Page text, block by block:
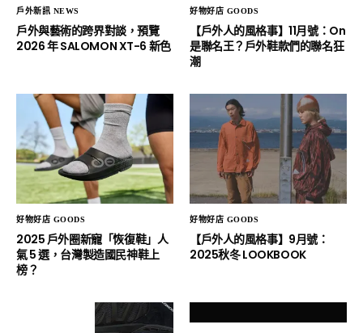
戶外新訊 NEWS
戶外與藝術的跨界對談，預覽
2026 年 SALOMON XT-6 新色
好物好店 GOODS
【戶外人的風格事】11月號：On
是聯名王？戶外鞋款們的聯名狂
潮
好物好店 GOODS
2025 戶外圈新寵「恢復鞋」人
氣 5 選，台灣製造國民神鞋上
榜？
好物好店 GOODS
【戶外人的風格事】9月號：
2025秋冬 LOOKBOOK